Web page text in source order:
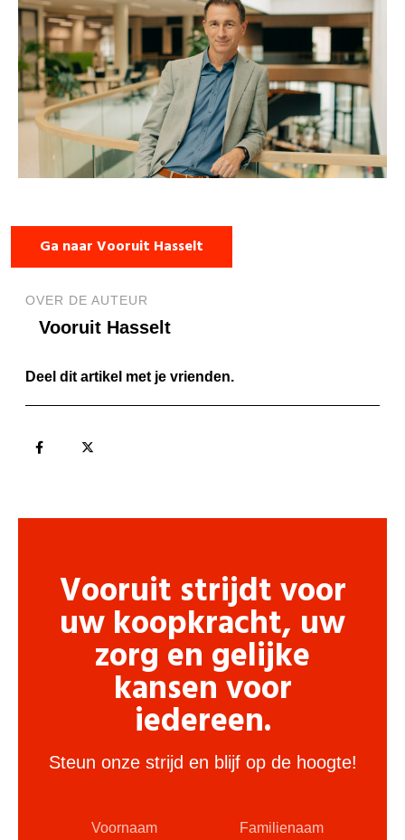
Ga naar Vooruit Hasselt
OVER DE AUTEUR
Vooruit Hasselt
Deel dit artikel met je vrienden.
Vooruit strijdt voor
uw koopkracht, uw
zorg en gelijke
kansen voor
iedereen.
Steun onze strijd en blijf op de hoogte!